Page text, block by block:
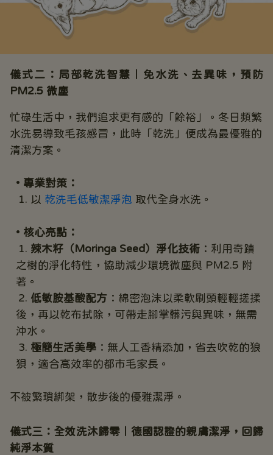
儀式二：局部乾洗智慧｜免水洗、去異味，預防
PM2.5 微塵
忙碌生活中，我們追求更有感的「餘裕」。冬日頻繁
水洗易導致毛孩感冒，此時「乾洗」便成為最優雅的
清潔方案。
專業對策：
以 乾洗毛低敏潔淨泡 取代全身水洗。
核心亮點：
辣木籽（Moringa Seed）淨化技術 ：利用奇蹟
之樹的淨化特性，協助減少環境微塵與 PM2.5 附
著。
低敏胺基酸配方 ：綿密泡沫以柔軟刷頭輕輕搓揉
後，再以乾布拭除，可帶走腳掌髒污與異味，無需
沖水。
極簡生活美學 ：無人工香精添加，省去吹乾的狼
狽，適合高效率的都市毛家長。
不被繁瑣綁架，散步後的優雅潔淨。
儀式三：全效洗沐歸零｜德國認證的親膚潔淨，回歸
純淨本質